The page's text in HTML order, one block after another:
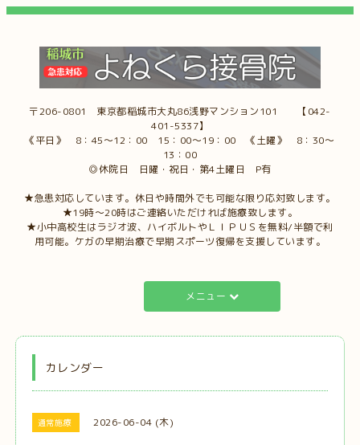
〒206-0801 東京都稲城市大丸86浅野マンション101 【042-
401-5337】
《平日》 8：45～12：00 15：00～19：00 《土曜》 8：30～
13：00
◎休院日 日曜・祝日・第4土曜日 P有
★急患対応しています。休日や時間外でも可能な限り応対致します。
★19時～20時はご連絡いただければ施療致します。
★小中高校生はラジオ波、ハイボルトやＬＩＰＵＳを無料/半額で利
用可能。ケガの早期治療で早期スポーツ復帰を支援しています。
メニュー
カレンダー
通常施療 2026-06-04 (木)